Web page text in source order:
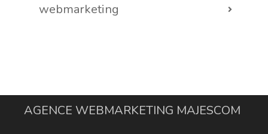
webmarketing
AGENCE WEBMARKETING MAJESCOM